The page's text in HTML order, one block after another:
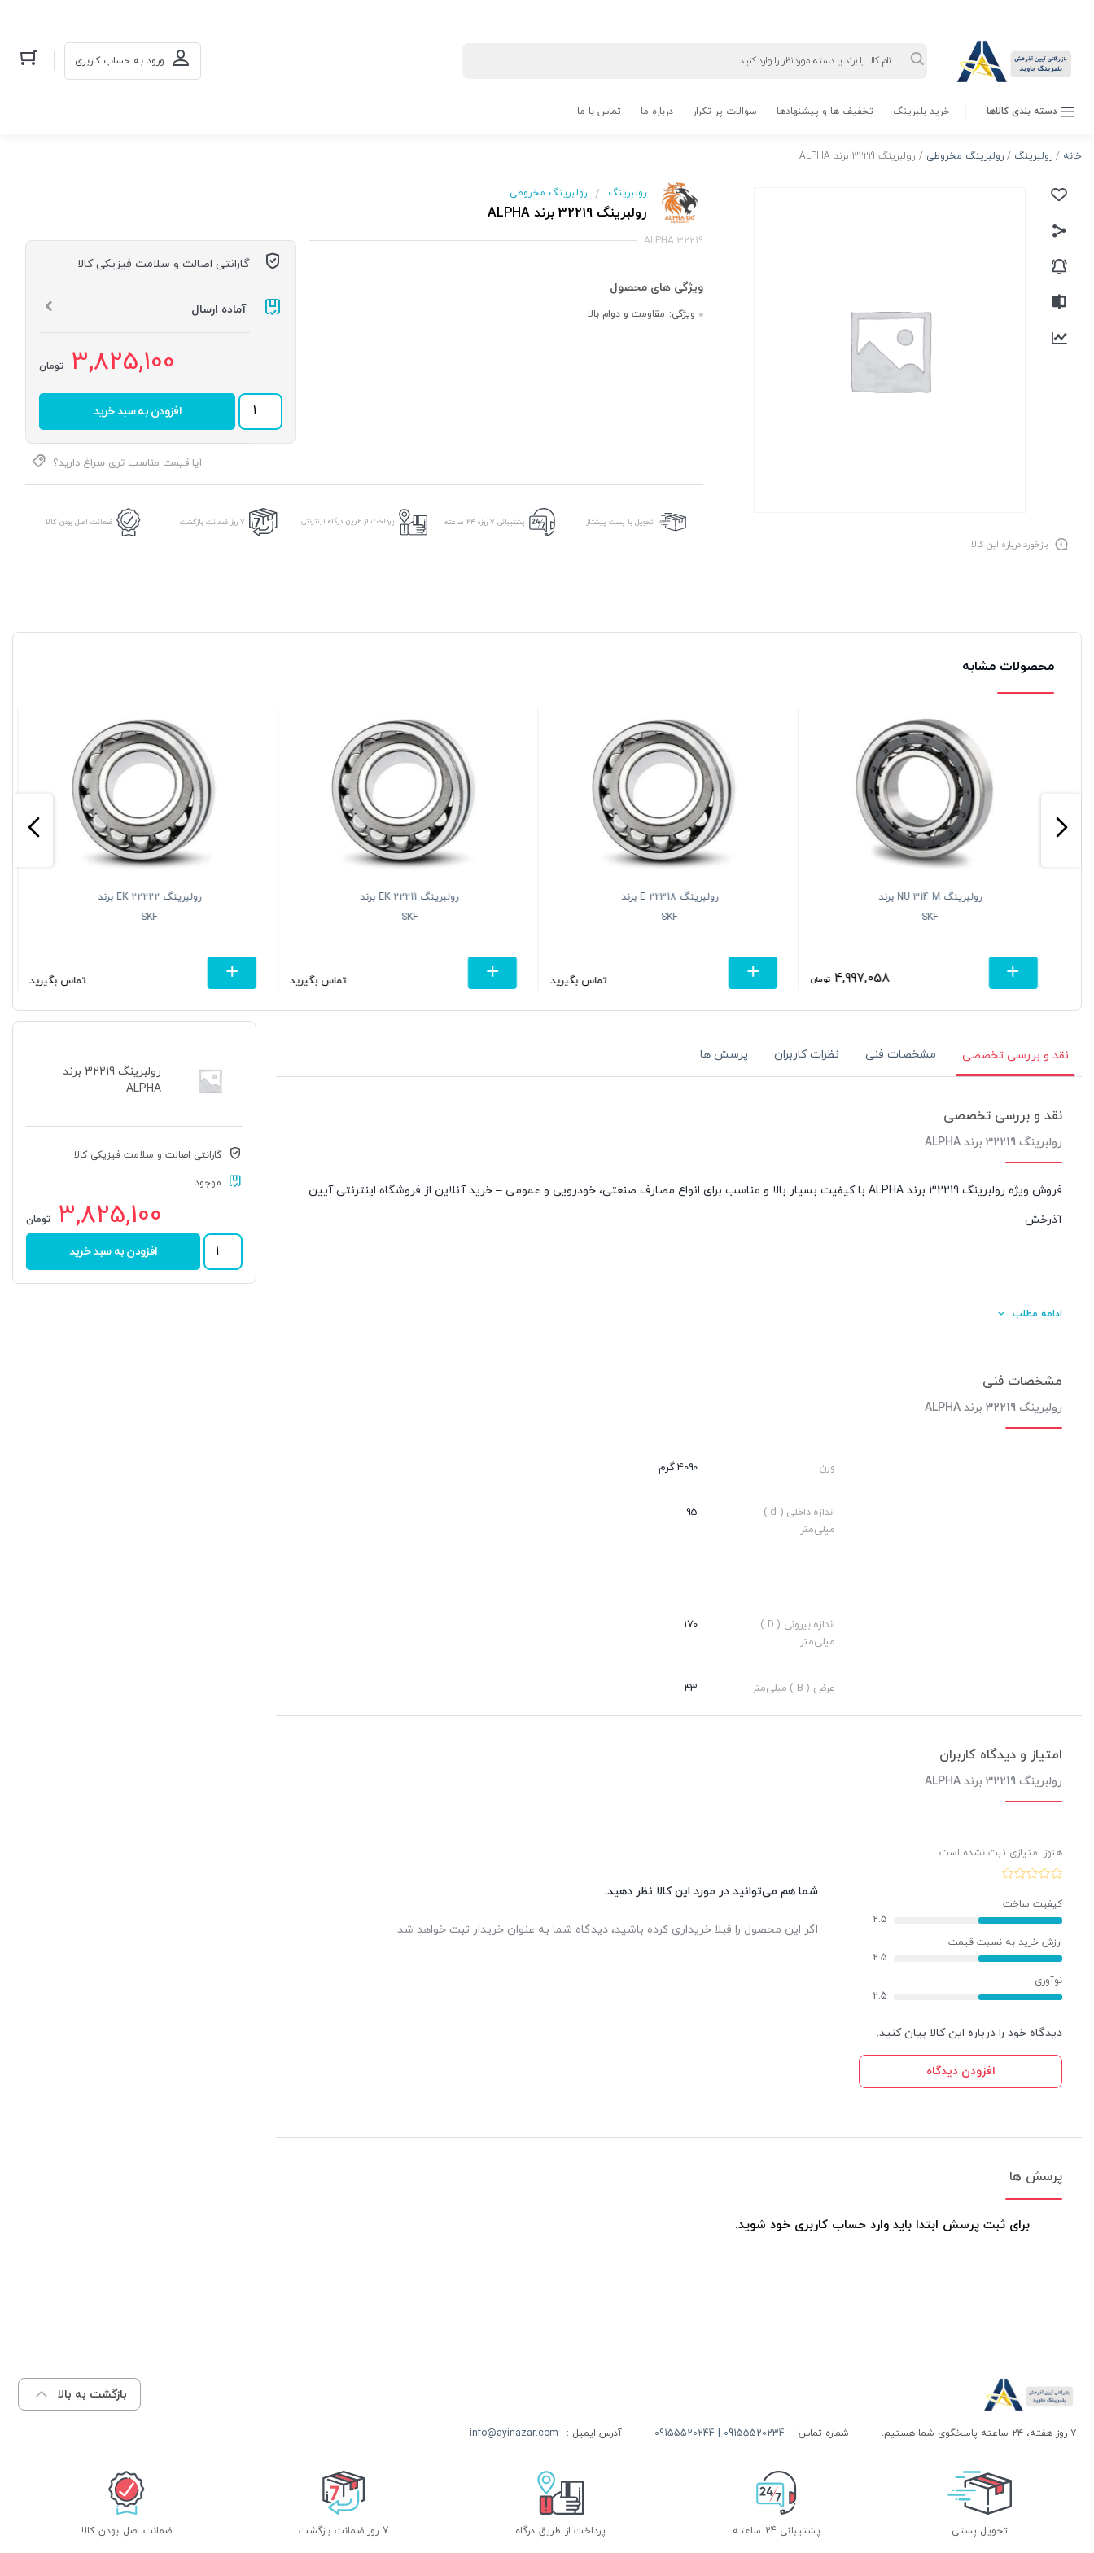
search ورود به حساب کاربری
دسته بندی کالاها خرید بلبرینگ تخفیف ها و پیشنهادها سوالات پر تکرار درباره ما تماس با ما
خانه / رولبرینگ / رولبرینگ مخروطی / رولبرینگ 32219 برند ALPHA
رولبرینگ / رولبرینگ مخروطی
رولبرینگ 32219 برند ALPHA
ALPHA 32219
ویژگی: مقاومت و دوام بالا
گارانتی اصالت و سلامت فیزیکی کالا
آماده ارسال
3,825,100 تومان
رولبرینگ
برند
ALPHA
افزودن به سبد خرید
آیا قیمت مناسب تری سراغ دارید؟
تحویل با پست پیشتاز پشتیبانی ۷ روزه ۲۴ ساعته پرداخت از طریق درگاه اینترنتی 7 روز ضمانت بازگشت ضمانت اصل بودن کالا
بازخورد درباره این کالا
محصولات مشابه
رولبرینگ NU 314 M برند
SKF
4,997,058 تومان
رولبرینگ 22318 E برند
SKF
تماس بگیرید
رولبرینگ 22211 EK برند
SKF
تماس بگیرید
رولبرینگ 22222 EK برند
SKF
تماس بگیرید
رولبرینگ 32219 برند
ALPHA
گارانتی اصالت و سلامت فیزیکی کالا
موجود
3,825,100 تومان
رولبرینگ
32219
برند
افزودن به سبد خرید
نقد و بررسی تخصصی مشخصات فنی نظرات کاربران پرسش ها
نقد و بررسی تخصصی
رولبرینگ 32219 برند ALPHA
فروش ویژه رولبرینگ 32219 برند ALPHA با کیفیت بسیار بالا و مناسب برای انواع مصارف صنعتی، خودرویی و عمومی – خرید آنلاین از فروشگاه اینترنتی آیین
آذرخش
ادامه مطلب
مشخصات فنی
رولبرینگ 32219 برند ALPHA
وزن 4090 گرم
اندازه داخلی ( d )
میلی‌متر
95
اندازه بیرونی ( D )
میلی‌متر
170
عرض ( B ) میلی‌متر 43
امتیاز و دیدگاه کاربران
رولبرینگ 32219 برند ALPHA
هنوز امتیازی ثبت نشده است
کیفیت ساخت
2.5
ارزش خرید به نسبت قیمت
2.5
نوآوری
2.5
دیدگاه خود را درباره این کالا بیان کنید.
افزودن دیدگاه
شما هم می‌توانید در مورد این کالا نظر دهید.
اگر این محصول را قبلا خریداری کرده باشید، دیدگاه شما به عنوان خریدار ثبت خواهد شد.
پرسش ها
برای ثبت پرسش ابتدا باید وارد حساب کاربری خود شوید.
بازگشت به بالا
۷ روز هفته، ۲۴ ساعته پاسخگوی شما هستیم. شماره تماس : 09155520234 | 09155520244 آدرس ایمیل : info@ayinazar.com
تحویل پستی پشتیبانی 24 ساعته پرداخت از طریق درگاه 7 روز ضمانت بازگشت ضمانت اصل بودن کالا